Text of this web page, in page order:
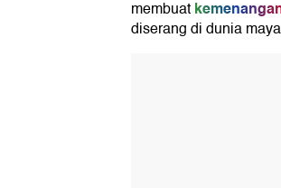
membuat
diserang di dunia